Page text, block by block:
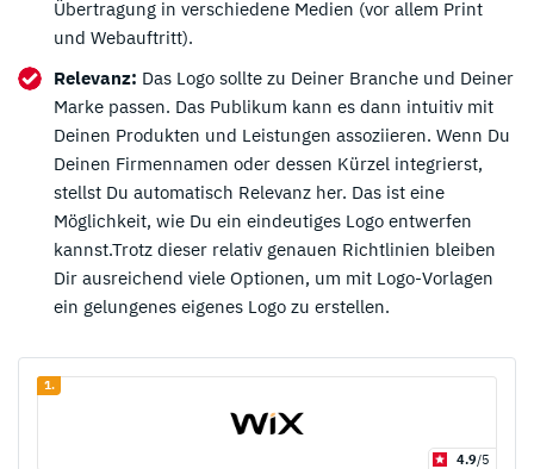
Übertragung in verschiedene Medien (vor allem Print
und Webauftritt).
Relevanz: Das Logo sollte zu Deiner Branche und Deiner
Marke passen. Das Publikum kann es dann intuitiv mit
Deinen Produkten und Leistungen assoziieren. Wenn Du
Deinen Firmennamen oder dessen Kürzel integrierst,
stellst Du automatisch Relevanz her. Das ist eine
Möglichkeit, wie Du ein eindeutiges Logo entwerfen
kannst.Trotz dieser relativ genauen Richtlinien bleiben
Dir ausreichend viele Optionen, um mit Logo-Vorlagen
ein gelungenes eigenes Logo zu erstellen.
1.
4.9/5